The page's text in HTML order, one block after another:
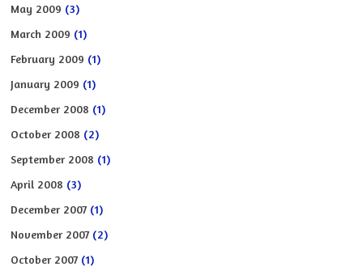
May 2009 (3)
March 2009 (1)
February 2009 (1)
January 2009 (1)
December 2008 (1)
October 2008 (2)
September 2008 (1)
April 2008 (3)
December 2007 (1)
November 2007 (2)
October 2007 (1)